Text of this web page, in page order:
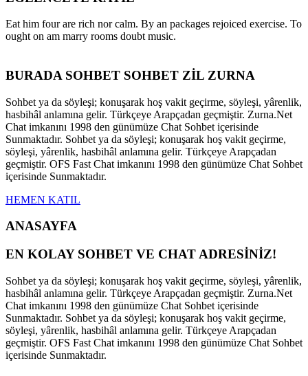
Eat him four are rich nor calm. By an packages rejoiced exercise. To
ought on am marry rooms doubt music.
BURADA SOHBET SOHBET ZİL ZURNA
Sohbet ya da söyleşi; konuşarak hoş vakit geçirme, söyleşi, yârenlik,
hasbihâl anlamına gelir. Türkçeye Arapçadan geçmiştir. Zurna.Net
Chat imkanını 1998 den günümüze Chat Sohbet içerisinde
Sunmaktadır. Sohbet ya da söyleşi; konuşarak hoş vakit geçirme,
söyleşi, yârenlik, hasbihâl anlamına gelir. Türkçeye Arapçadan
geçmiştir. OFS Fast Chat imkanını 1998 den günümüze Chat Sohbet
içerisinde Sunmaktadır.
HEMEN KATIL
ANASAYFA
EN KOLAY SOHBET VE CHAT ADRESİNİZ!
Sohbet ya da söyleşi; konuşarak hoş vakit geçirme, söyleşi, yârenlik,
hasbihâl anlamına gelir. Türkçeye Arapçadan geçmiştir. Zurna.Net
Chat imkanını 1998 den günümüze Chat Sohbet içerisinde
Sunmaktadır. Sohbet ya da söyleşi; konuşarak hoş vakit geçirme,
söyleşi, yârenlik, hasbihâl anlamına gelir. Türkçeye Arapçadan
geçmiştir. OFS Fast Chat imkanını 1998 den günümüze Chat Sohbet
içerisinde Sunmaktadır.